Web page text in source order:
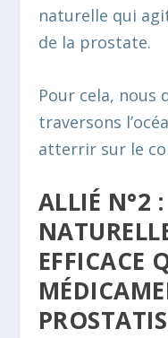
naturelle qui
de la prostate.
Pour cela, nous
traversons
atterrir sur le
ALLIÉ N°2
EFFICACE